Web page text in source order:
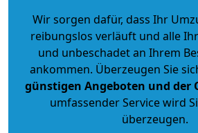
Wir sorgen dafür, dass Ihr
reibungslos verläuft und alle
und unbeschadet an Ihrem
ankommen. Überzeugen Sie
günstigen Angeboten und der
umfassender Service wird
überzeugen.